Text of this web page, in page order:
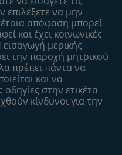
επιλέξετε να μην
απόφαση μπορεί
και έχει κοινωνικές
εισαγωγή μερικής
την παροχή μητρικού
πρέπει πάντα να
και να
στην ετικέτα
κίνδυνοι για την